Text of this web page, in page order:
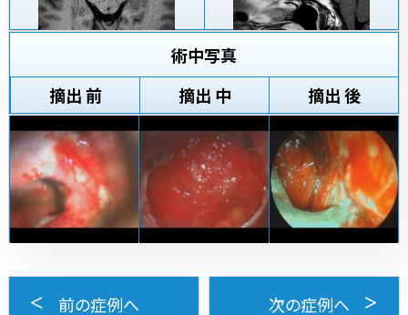
術中写真
摘出 前
摘出 中 摘出 後
前の症例へ 次の症例へ